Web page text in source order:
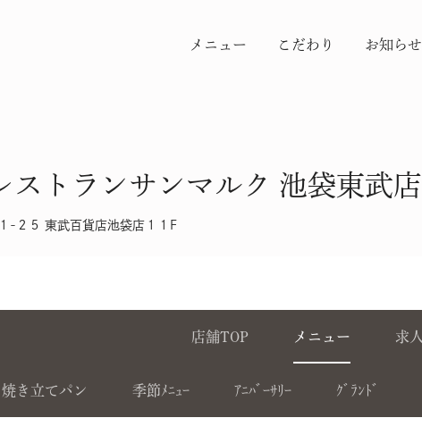
メニュー こだわり お知らせ
ストランサンマルク 池袋東武店
-２５ 東武百貨店池袋店１１F
店舗TOP メニュー 求人
焼き立てパン 季節ﾒﾆｭｰ ｱﾆﾊﾞｰｻﾘｰ ｸﾞﾗﾝﾄﾞ